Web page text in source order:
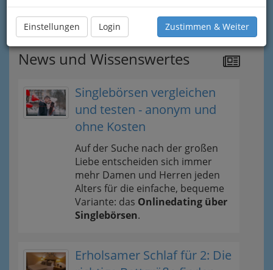
Einstellungen Login Zustimmen & Weiter
Tipps
News und Wissenswertes
Singlebörsen vergleichen
und testen - anonym und
ohne Kosten
Auf der Suche nach der großen
Liebe entscheiden sich immer
mehr Damen und Herren jeden
Alters für die einfache, bequeme
Variante: das Onlinedating über
Singlebörsen.
Erholsamer Schlaf für 2: Die